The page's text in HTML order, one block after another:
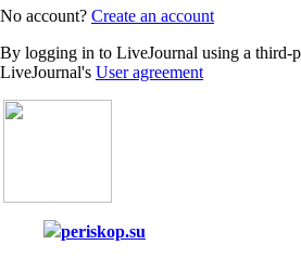
No account? Create an account
By logging in to LiveJournal using a third-
LiveJournal's User agreement
periskop.su